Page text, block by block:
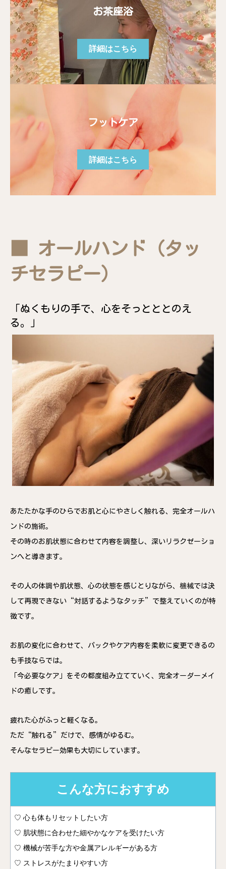
お茶座浴
詳細はこちら
フットケア
詳細はこちら
■ オールハンド（タッ
チセラピー）
「ぬくもりの手で、心をそっとととのえ
る。」
あたたかな手のひらでお肌と心にやさしく触れる、完全オールハ
ンドの施術。
その時のお肌状態に合わせて内容を調整し、深いリラクゼーショ
ンへと導きます。
その人の体調や肌状態、心の状態を感じとりながら、機械では決
して再現できない“対話するようなタッチ”で整えていくのが特
徴です。
お肌の変化に合わせて、パックやケア内容を柔軟に変更できるの
も手技ならでは。
「今必要なケア」をその都度組み立てていく、完全オーダーメイ
ドの癒しです。
疲れた心がふっと軽くなる。
ただ“触れる”だけで、感情がゆるむ。
そんなセラピー効果も大切にしています。
こんな方におすすめ
♡ 心も体もリセットしたい方
♡ 肌状態に合わせた細やかなケアを受けたい方
♡ 機械が苦手な方や金属アレルギーがある方
♡ ストレスがたまりやすい方